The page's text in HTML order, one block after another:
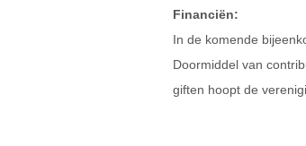
Financiën:
In de komende
Doormiddel van
giften hoopt de